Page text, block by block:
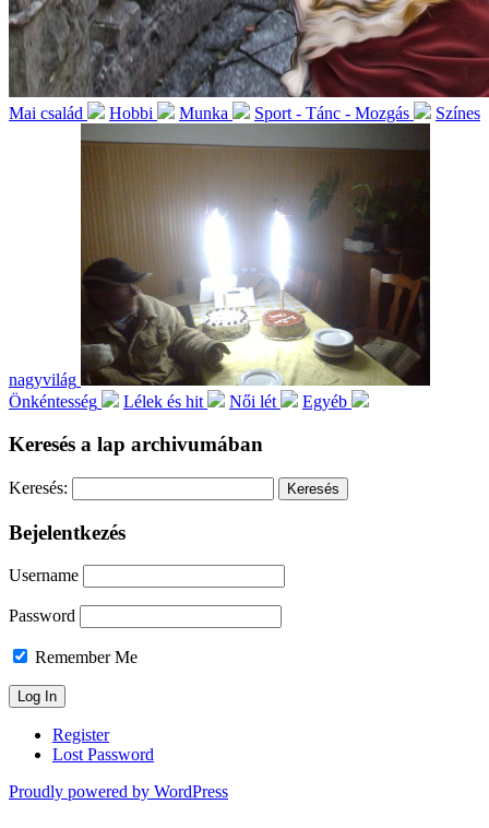
Mai család Hobbi Munka Sport - Tánc - Mozgás Színes
nagyvilág
Önkéntesség
Lélek és hit Női lét Egyéb
Keresés a lap archivumában
Keresés:
Bejelentkezés
Username
Password
Remember Me
Register
Lost Password
Proudly powered by WordPress